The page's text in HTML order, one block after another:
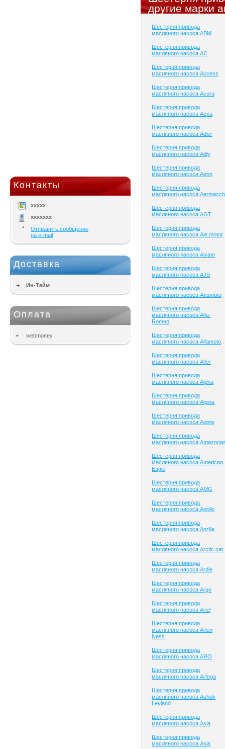
Контакты
xxxxx
xxxxxxx
Отправить сообщение
на e-mail
Доставка
Ин-Тайм
Оплата
webmoney
другие марки
Шестерня привода
масляного насоса ABM
Шестерня привода
масляного насоса AC
Шестерня привода
масляного насоса Access
Шестерня привода
масляного насоса Acura
Шестерня привода
масляного насоса Acxa
Шестерня привода
масляного насоса Adler
Шестерня привода
масляного насоса Adly
Шестерня привода
масляного насоса Aeon
Шестерня привода
масляного насоса
Шестерня привода
масляного насоса AGT
Шестерня привода
масляного насоса Aie motor
Шестерня привода
масляного насоса Aixam
Шестерня привода
масляного насоса AJS
Шестерня привода
масляного насоса Akumoto
Шестерня привода
масляного насоса Alfa-
Romeo
Шестерня привода
масляного насоса Alfamoto
Шестерня привода
масляного насоса Alfer
Шестерня привода
масляного насоса Alpha
Шестерня привода
масляного насоса Alpina
Шестерня привода
масляного насоса Alpine
Шестерня привода
масляного насоса
Шестерня привода
масляного насоса American
Eagle
Шестерня привода
масляного насоса AMG
Шестерня привода
масляного насоса Apollo
Шестерня привода
масляного насоса Aprilia
Шестерня привода
масляного насоса Arctic cat
Шестерня привода
масляного насоса Ardie
Шестерня привода
масляного насоса Argo
Шестерня привода
масляного насоса Ariel
Шестерня привода
масляного насоса Arlen
Ness
Шестерня привода
масляного насоса ARO
Шестерня привода
масляного насоса Artega
Шестерня привода
масляного насоса Ashok
Leyland
Шестерня привода
масляного насоса Asia
Шестерня привода
масляного насоса Asia